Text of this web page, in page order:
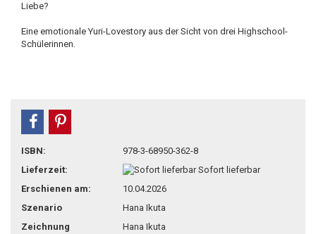
Liebe?
Eine emotionale Yuri-Lovestory aus der Sicht von drei Highschool-
Schülerinnen.
teilen
ISBN:
978-3-68950-362-8
Lieferzeit:
Sofort lieferbar
Erschienen am:
10.04.2026
Szenario
Hana Ikuta
Zeichnung
Hana Ikuta